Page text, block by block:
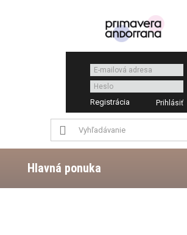
Registrácia
Hlavná ponuka